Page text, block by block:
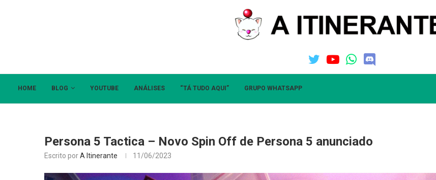
HOME BLOG YOUTUBE ANÁLISES “TÁ TUDO AQUI” GRUPO WHATSAPP
Persona 5 Tactica – Novo Spin Off de Persona 5 anunciado
Escrito porA Itinerante 11/06/2023